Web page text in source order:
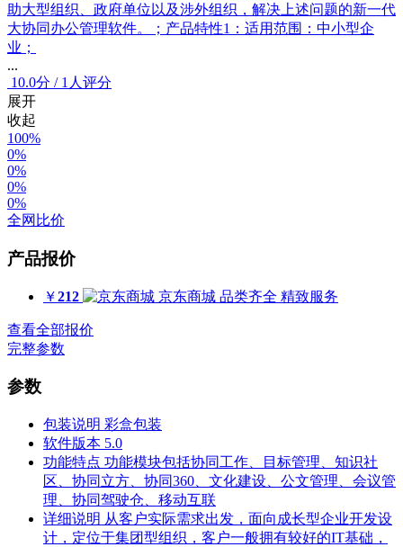
助大型组织、政府单位以及涉外组织，解决上述问题的新一代
大协同办公管理软件。；产品特性1：适用范围：中小型企
业；
...
10.0分 / 1人评分
展开
收起
100%
0%
0%
0%
0%
全网比价
产品报价
￥212 京东商城 品类齐全 精致服务
查看全部报价
完整参数
参数
包装说明 彩盒包装
软件版本 5.0
功能特点 功能模块包括协同工作、目标管理、知识社
区、协同立方、协同360、文化建设、公文管理、会议管
理、协同驾驶仓、移动互联
详细说明 从客户实际需求出发，面向成长型企业开发设
计，定位于集团型组织，客户一般拥有较好的IT基础，